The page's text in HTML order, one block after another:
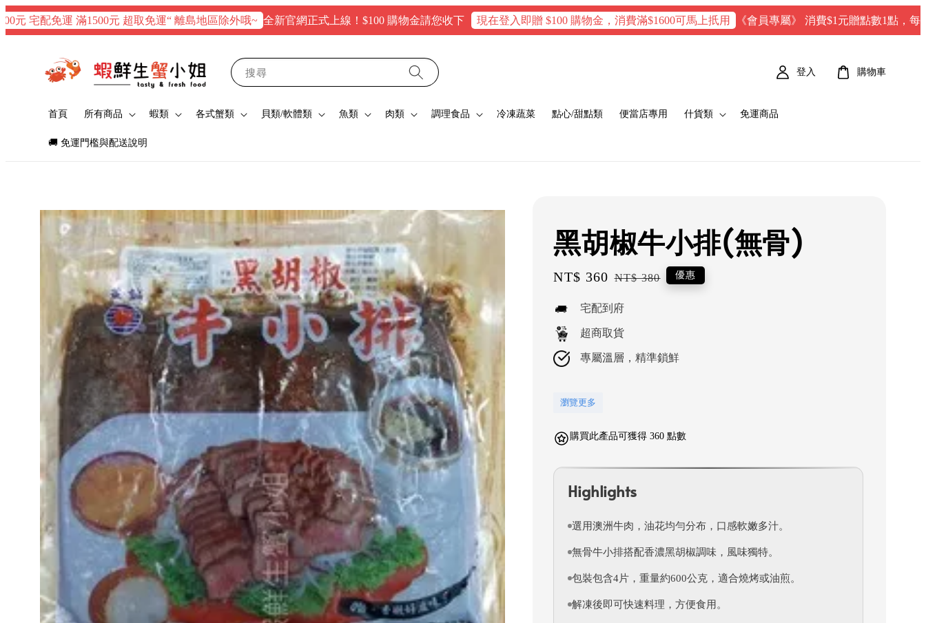
免運 滿1500元 超取免運“ 離島地區除外哦~ 全新官網正式上線！$100 購物金請您收下 現在登入即贈 $100 購物金，消費滿$1600可馬上扺用 《會員專屬》 消費$1元贈點數1點，每100 點 =
搜尋
首頁 所有商品 蝦類 各式蟹類 貝類/軟體類 魚類 肉類 調理食品 冷凍蔬菜 點心/甜點類 便當店專用 什貨類 免運商品
🚚 免運門檻與配送說明
登入 購物車
黑胡椒牛小排(無骨)
Sale
NT$ 360 Regular
NT$ 380 優惠
宅配到府
超商取貨
專屬溫層，精準鎖鮮
瀏覽更多
購買此產品可獲得 360 點數
Highlights
選用澳洲牛肉，油花均勻分布，口感軟嫩多汁。
無骨牛小排搭配香濃黑胡椒調味，風味獨特。
包裝包含4片，重量約600公克，適合燒烤或油煎。
解凍後即可快速料理，方便食用。